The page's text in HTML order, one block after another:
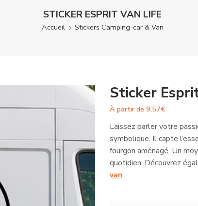
STICKER ESPRIT VAN LIFE
Accueil Stickers Camping-car & Van
Sticker
À partir de 9,57€
Laissez parler votre
symbolique. Il capte
fourgon aménagé. Un
quotidien. Découvrez
van.